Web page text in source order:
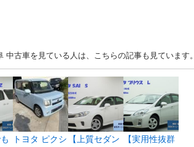
古車を見ている人は、こちらの記事も見ています。
トヨタ ピクシ
【上質セダン
【実用性抜群